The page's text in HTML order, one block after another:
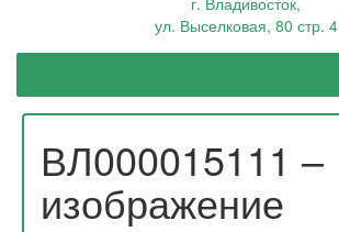
ул. Выселковая, 80 стр. 4
ВЛ000015111 –
изображение